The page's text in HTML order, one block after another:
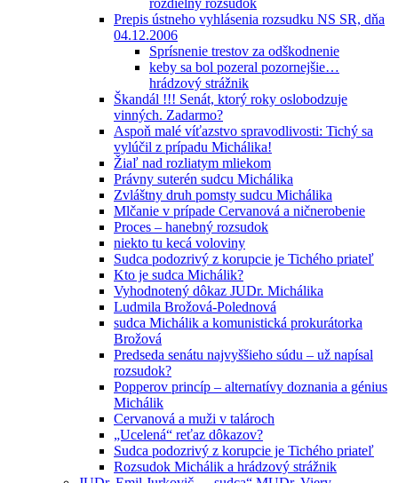
Prepis ústneho vyhlásenia rozsudku NS SR, dňa
04.12.2006
Sprísnenie trestov za odškodnenie
keby sa bol pozeral pozornejšie…
hrádzový strážnik
Škandál !!! Senát, ktorý roky oslobodzuje
vinných. Zadarmo?
Aspoň malé víťazstvo spravodlivosti: Tichý sa
vylúčil z prípadu Michálika!
Žiaľ nad rozliatym mliekom
Právny suterén sudcu Michálika
Zvláštny druh pomsty sudcu Michálika
Mlčanie v prípade Cervanová a ničnerobenie
Proces – hanebný rozsudok
niekto tu kecá voloviny
Sudca podozrivý z korupcie je Tichého priateľ
Kto je sudca Michálik?
Vyhodnotený dôkaz JUDr. Michálika
Ludmila Brožová-Polednová
sudca Michálik a komunistická prokurátorka
Brožová
Predseda senátu najvyššieho súdu – už napísal
rozsudok?
Popperov princíp – alternatívy doznania a génius
Michálik
Cervanová a muži v talároch
„Ucelená“ reťaz dôkazov?
Sudca podozrivý z korupcie je Tichého priateľ
Rozsudok Michálik a hrádzový strážnik